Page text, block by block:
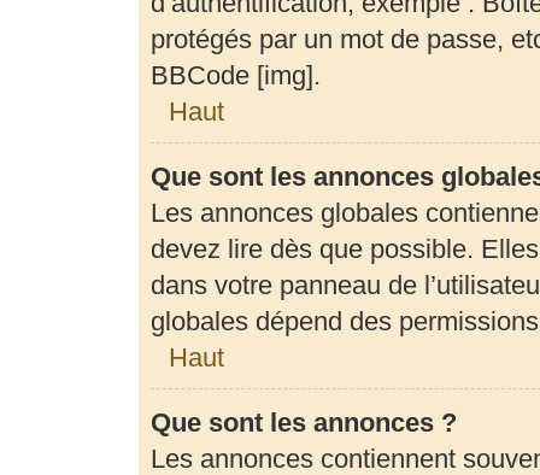
protégés par un mot de passe,
BBCode [img].
Haut
Que sont les annonces
Les annonces globales
devez lire dès que possible.
dans votre panneau de
globales dépend des
Haut
Que sont les annonces ?
Les annonces contiennent